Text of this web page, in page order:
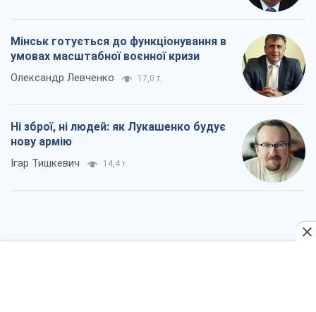
Мінськ готується до функціонування в
умовах масштабної воєнної кризи
Олександр Левченко 17,0 т.
Ні зброї, ні людей: як Лукашенко будує
нову армію
Ігар Тишкевич 14,4 т.